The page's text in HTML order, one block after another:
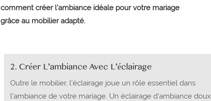
comment créer l'ambiance idéale pour votre mariage
grâce au mobilier adapté.
2. Créer L'ambiance Avec L'éclairage
Outre le mobilier, l'éclairage joue un rôle essentiel dans
l'ambiance de votre mariage. Un éclairage d'ambiance doux